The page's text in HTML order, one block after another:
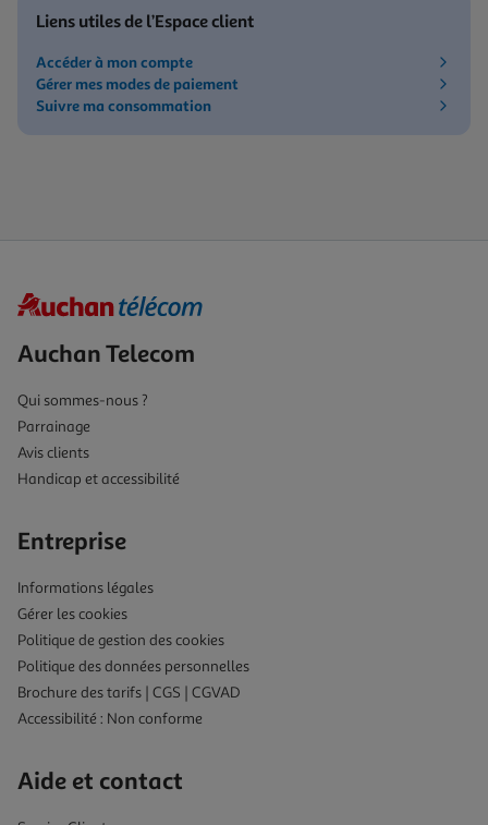
Liens utiles de l’Espace client
Accéder à mon compte
Gérer mes modes de paiement
Suivre ma consommation
Auchan Telecom
Qui sommes-nous ?
Parrainage
Avis clients
Handicap et accessibilité
Entreprise
Informations légales
Gérer les cookies
Politique de gestion des cookies
Politique des données personnelles
Brochure des tarifs | CGS | CGVAD
Accessibilité : Non conforme
Aide et contact